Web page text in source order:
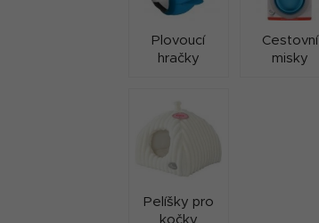
Plovoucí
hračky
Cestovní
misky
Pelíšky pro
kočky